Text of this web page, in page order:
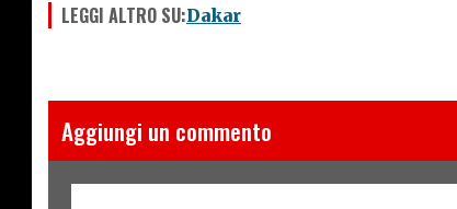
LEGGI ALTRO SU:Dakar
Aggiungi un commento